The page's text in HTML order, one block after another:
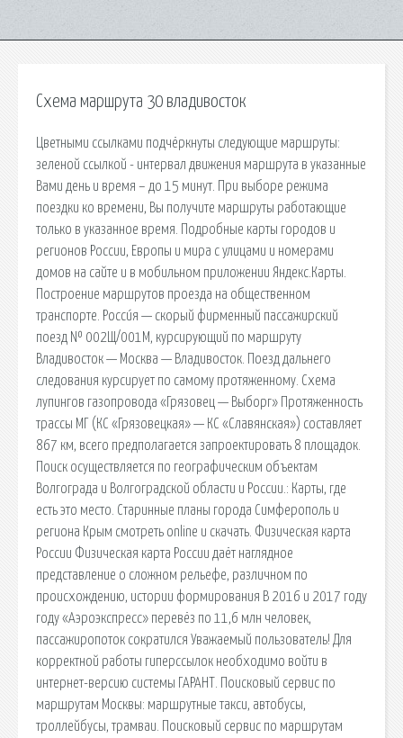
Схема маршрута 30 владивосток
Цветными ссылками подчёркнуты следующие маршруты:
зеленой ссылкой - интервал движения маршрута в указанные
Вами день и время – до 15 минут. При выборе режима
поездки ко времени, Вы получите маршруты работающие
только в указанное время. Подробные карты городов и
регионов России, Европы и мира с улицами и номерами
домов на сайте и в мобильном приложении Яндекс.Карты.
Построение маршрутов проезда на общественном
транспорте. Росси́я — скорый фирменный пассажирский
поезд № 002Щ/001М, курсирующий по маршруту
Владивосток — Москва — Владивосток. Поезд дальнего
следования курсирует по самому протяженному. Схема
лупингов газопровода «Грязовец — Выборг» Протяженность
трассы МГ (КС «Грязовецкая» — КС «Славянская») составляет
867 км, всего предполагается запроектировать 8 площадок.
Поиск осуществляется по географическим объектам
Волгограда и Волгоградской области и России.: Карты, где
есть это место. Старинные планы города Симферополь и
региона Крым смoтреть online и скачать. Физическая карта
России Физическая карта России даёт наглядное
представление о сложном рельефе, различном по
происхождению, истории формирования В 2016 и 2017 году
году «Аэроэкспресс» перевёз по 11,6 млн человек,
пассажиропоток сократился Уважаемый пользователь! Для
корректной работы гиперссылок необходимо войти в
интернет-версию системы ГАРАНТ. Поисковый сервис по
маршрутам Москвы: маршрутные такси, автобусы,
троллейбусы, трамваи. Поисковый сервис по маршрутам